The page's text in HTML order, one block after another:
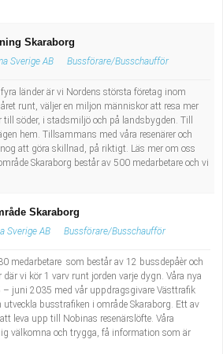
arbete
Vårdadmin/Medicinsk
vård- o specialavd. o mottagning
Skaraborg
Sverige AB Bussförare/Busschaufför
länder är vi Nordens största företag inom
runt, väljer en miljon människor att resa mer
söder, i stadsmiljö och på landsbygden. Till
hem. Tillsammans med våra resenärer och
att göra skillnad, på riktigt. Läs mer om oss
Skaraborg består av 500 medarbetare och vi
Skaraborg
Sverige AB Bussförare/Busschaufför
medarbetare som består av 12 bussdepåèr och
vi kör 1 varv runt jorden varje dygn. Våra nya
juni 2035 med vår uppdragsgivare Västtrafik
busstrafiken i område Skaraborg. Ett av
leva upp till Nobinas resenärslöfte. Våra
välkomna och trygga, få information som är